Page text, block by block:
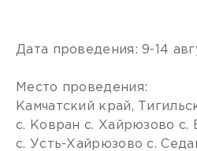
Дата проведения: 9-14
Место проведения:
Камчатский край,
с. Ковран с. Хайрюзово с.
с. Усть-Хайрюзово с.